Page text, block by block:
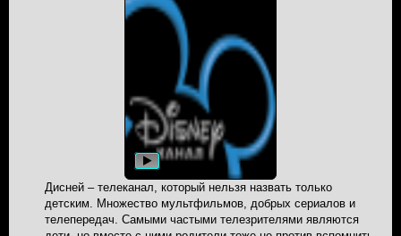
Дисней – телеканал, который нельзя назвать только
детским. Множество мультфильмов, добрых сериалов и
телепередач. Самыми частыми телезрителями являются